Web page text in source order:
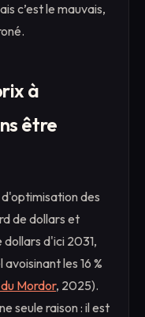
c’est le mauvais,
à
être
des
de dollars et
dollars d'ici 2031,
les 16 %
Mordor, 2025).
seule raison : il est